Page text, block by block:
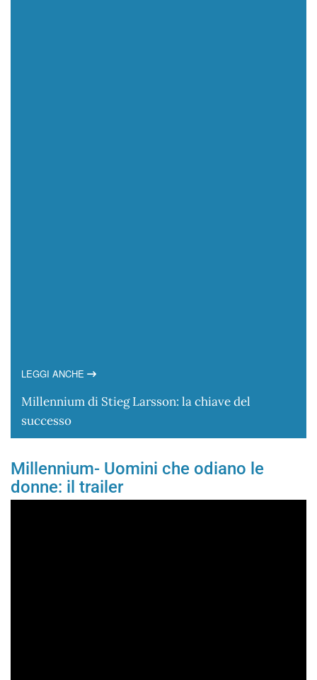
LEGGI ANCHE
Millennium di Stieg Larsson: la chiave del
successo
Millennium- Uomini che odiano le
donne: il trailer